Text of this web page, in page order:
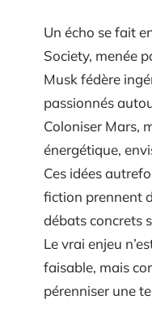
Un écho se fait
Society, menée
Musk fédère
passionnés
Coloniser Mars,
énergétique,
Ces idées
fiction prennent
débats concrets
Le vrai enjeu
faisable, mais
pérenniser une